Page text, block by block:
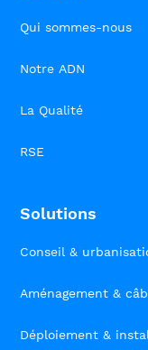
Qui sommes-nous
Notre ADN
La Qualité
RSE
Solutions
Conseil &
Aménagement &
Déploiement &